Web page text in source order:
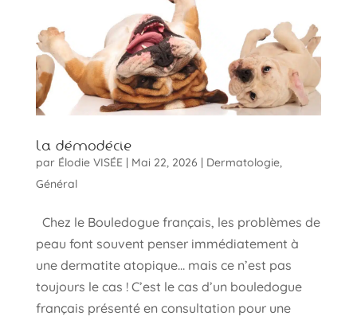
La démodécie
par Élodie VISÉE| Mai 22, 2026 | Dermatologie,
Général
Chez le Bouledogue français, les problèmes de
peau font souvent penser immédiatement à
une dermatite atopique… mais ce n’est pas
toujours le cas ! C’est le cas d’un bouledogue
français présenté en consultation pour une